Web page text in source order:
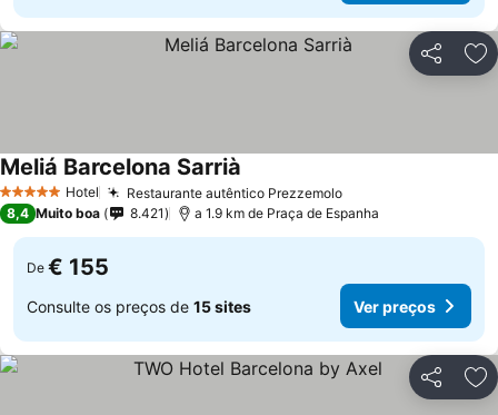
Partilhar
5 Estrelas Hotel Restaurante autêntico PrezzemoloVer preços
Meliá Barcelona Sarrià
8,4 Muito boa 8.421 a 1.9 km de Praça de Espanha
De € 155
Consulte os preços de 15 sites Ver preços
Partilhar